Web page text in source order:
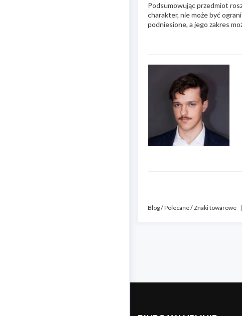
Podsumowując przedmiot
charakter, nie może być
podniesione, a jego zakres
Blog/Polecane/Znaki towarowe |